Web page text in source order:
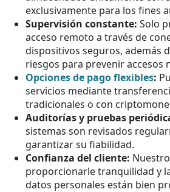
exclusivamente para los fines
Supervisión constante: Solo
acceso remoto a través de
dispositivos seguros, además
riesgos para prevenir accesos
Opciones de pago flexibles:
servicios mediante
tradicionales o con
Auditorías y pruebas
sistemas son revisados
garantizar su fiabilidad.
Confianza del cliente:
proporcionarle tranquilidad y
datos personales están bien